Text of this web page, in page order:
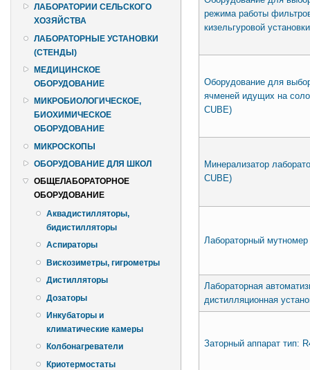
ЛАБОРАТОРИИ СЕЛЬСКОГО
ХОЗЯЙСТВА
ЛАБОРАТОРНЫЕ УСТАНОВКИ
(СТЕНДЫ)
МЕДИЦИНСКОЕ
ОБОРУДОВАНИЕ
МИКРОБИОЛОГИЧЕСКОЕ,
БИОХИМИЧЕСКОЕ
ОБОРУДОВАНИЕ
МИКРОСКОПЫ
ОБОРУДОВАНИЕ ДЛЯ ШКОЛ
ОБЩЕЛАБОРАТОРНОЕ
ОБОРУДОВАНИЕ
Аквадистилляторы,
бидистилляторы
Аспираторы
Вискозиметры, гигрометры
Дистилляторы
Дозаторы
Инкубаторы и
климатические камеры
Колбонагреватели
Криотермостаты
режима работы
кизельгуровой
Оборудование для
ячменей идущих на
CUBE)
Минерализатор
CUBE)
Лабораторный
Лабораторная
дистилляционная
Заторный аппарат тип: